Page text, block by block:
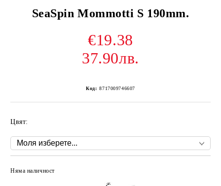
SeaSpin Mommotti S 190mm.
€19.38
37.90лв.
Код: 8717009746607
Цвят:
Няма наличност